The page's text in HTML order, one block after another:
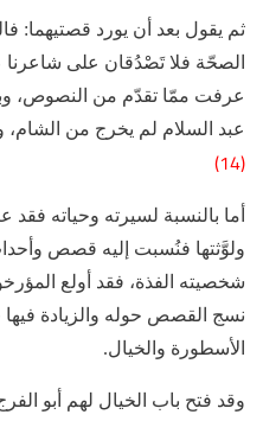
ثم يقول بعد أن يورد قصتيهما:
الصحّة فلا تَصْدُقان على شاعرنا
عرفت ممّا تقدّم من النصوص،
عبد السلام لم يخرج من
(14)
أما بالنسبة لسيرته وحياته فقد
ولوَّثتها فنُسبت إليه قصص
شخصيته الفذة، فقد أولع
نسج القصص حوله والزيادة فيها
الأسطورة والخيال.
وقد فتح باب الخيال لهم أبو